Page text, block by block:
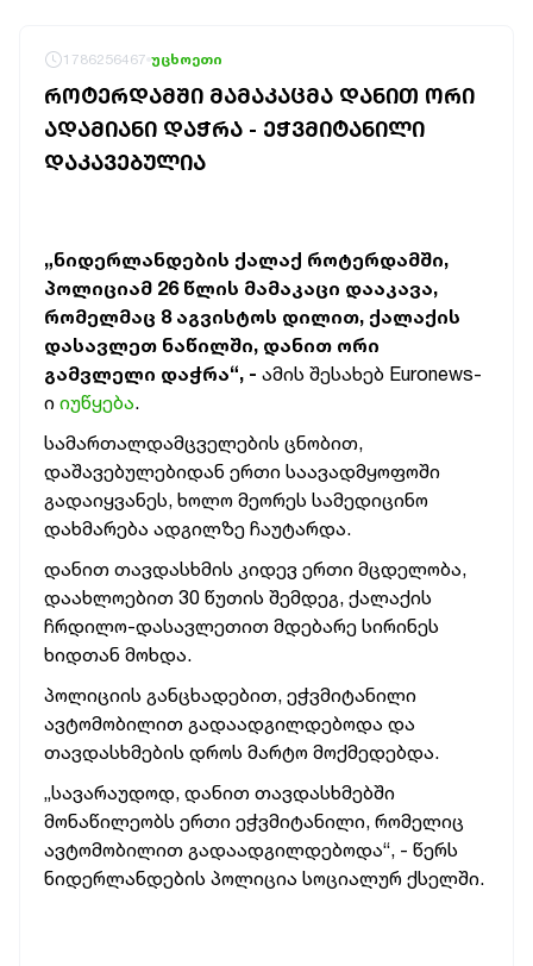
1786256467 უცხოეთი
ᲠᲝᲢᲔᲠᲓᲐᲛᲨᲘ ᲛᲐᲛᲐᲙᲐᲪᲛᲐ ᲓᲐᲜᲘᲗ ᲝᲠᲘ
ᲐᲓᲐᲛᲘᲐᲜᲘ ᲓᲐᲭᲠᲐ - ᲔᲭᲕᲛᲘᲢᲐᲜᲘᲚᲘ
ᲓᲐᲙᲐᲕᲔᲑᲣᲚᲘᲐ
„ნიდერლანდების ქალაქ როტერდამში,
პოლიციამ 26 წლის მამაკაცი დააკავა,
რომელმაც 8 აგვისტოს დილით, ქალაქის
დასავლეთ ნაწილში, დანით ორი
გამვლელი დაჭრა“, - ამის შესახებ Euronews-
ი იუწყება.
სამართალდამცველების ცნობით,
დაშავებულებიდან ერთი საავადმყოფოში
გადაიყვანეს, ხოლო მეორეს სამედიცინო
დახმარება ადგილზე ჩაუტარდა.
დანით თავდასხმის კიდევ ერთი მცდელობა,
დაახლოებით 30 წუთის შემდეგ, ქალაქის
ჩრდილო-დასავლეთით მდებარე სირინეს
ხიდთან მოხდა.
პოლიციის განცხადებით, ეჭვმიტანილი
ავტომობილით გადაადგილდებოდა და
თავდასხმების დროს მარტო მოქმედებდა.
„სავარაუდოდ, დანით თავდასხმებში
მონაწილეობს ერთი ეჭვმიტანილი, რომელიც
ავტომობილით გადაადგილდებოდა“, - წერს
ნიდერლანდების პოლიცია სოციალურ ქსელში.